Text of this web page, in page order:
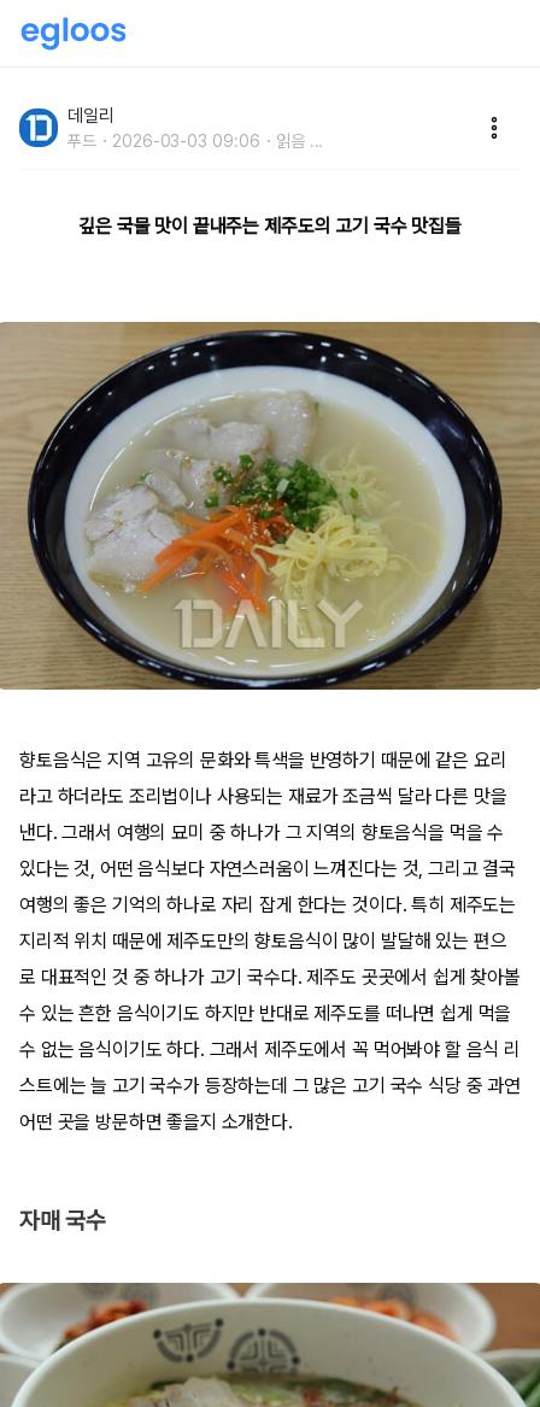
데일리
푸드 2026-03-03 09:06 읽음 ...
깊은 국물 맛이 끝내주는 제주도의 고기 국수 맛집들
향토음식은 지역 고유의 문화와 특색을 반영하기 때문에 같은 요리
라고 하더라도 조리법이나 사용되는 재료가 조금씩 달라 다른 맛을
낸다. 그래서 여행의 묘미 중 하나가 그 지역의 향토음식을 먹을 수
있다는 것, 어떤 음식보다 자연스러움이 느껴진다는 것, 그리고 결국
여행의 좋은 기억의 하나로 자리 잡게 한다는 것이다. 특히 제주도는
지리적 위치 때문에 제주도만의 향토음식이 많이 발달해 있는 편으
로 대표적인 것 중 하나가 고기 국수다. 제주도 곳곳에서 쉽게 찾아볼
수 있는 흔한 음식이기도 하지만 반대로 제주도를 떠나면 쉽게 먹을
수 없는 음식이기도 하다. 그래서 제주도에서 꼭 먹어봐야 할 음식 리
스트에는 늘 고기 국수가 등장하는데 그 많은 고기 국수 식당 중 과연
어떤 곳을 방문하면 좋을지 소개한다.
자매 국수